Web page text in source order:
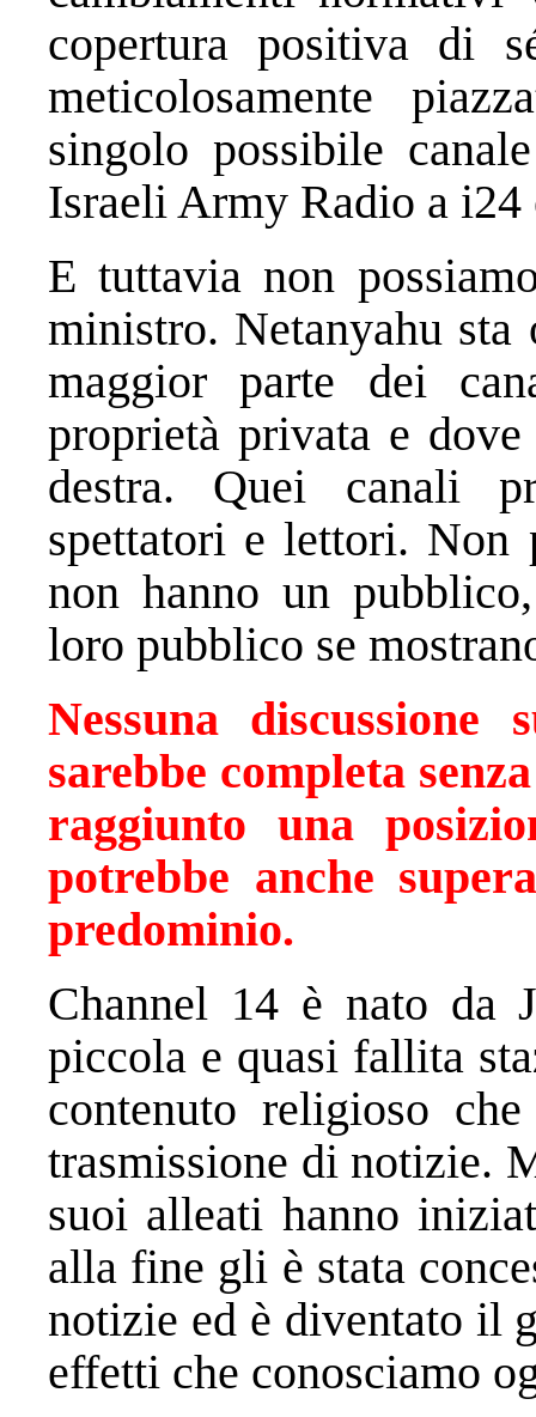
copertura positiva di
meticolosamente
singolo possibile
Israeli Army Radio a
E tuttavia non
ministro. Netanyahu
maggior parte dei
proprietà privata e
destra. Quei canali
spettatori e lettori. Non
non hanno un
loro pubblico se
Nessuna
sarebbe completa
raggiunto una
potrebbe anche
predominio.
Channel 14 è nato da
piccola e quasi fallita
contenuto religioso
trasmissione di notizie.
suoi alleati hanno
alla fine gli è stata
notizie ed è diventato il
effetti che conosciamo